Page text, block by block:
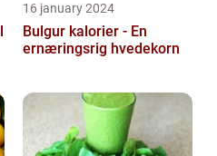
16 january 2024
Bulgur kalorier - En
ernæringsrig hvedekorn